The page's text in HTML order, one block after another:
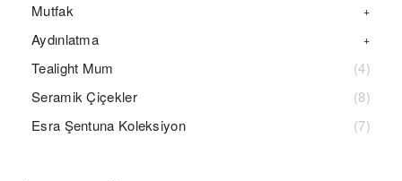
Mutfak
Aydınlatma
Tealight Mum
(4)
Seramik Çiçekler
(8)
Esra Şentuna Koleksiyon
(7)